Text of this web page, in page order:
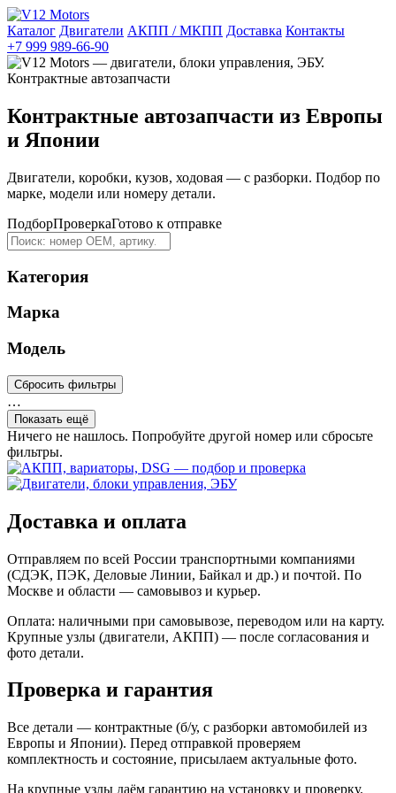
Каталог Двигатели АКПП / МКПП Доставка Контакты
+7 999 989-66-90
Контрактные автозапчасти из Европы
и Японии
Двигатели, коробки, кузов, ходовая — с разборки. Подбор по
марке, модели или номеру детали.
ПодборПроверкаГотово к отправке
Категория
Марка
Модель
Сбросить фильтры
…
Показать ещё
Ничего не нашлось. Попробуйте другой номер или сбросьте
фильтры.
Доставка и оплата
Отправляем по всей России транспортными компаниями
(СДЭК, ПЭК, Деловые Линии, Байкал и др.) и почтой. По
Москве и области — самовывоз и курьер.
Оплата: наличными при самовывозе, переводом или на карту.
Крупные узлы (двигатели, АКПП) — после согласования и
фото детали.
Проверка и гарантия
Все детали — контрактные (б/у, с разборки автомобилей из
Европы и Японии). Перед отправкой проверяем
комплектность и состояние, присылаем актуальные фото.
На крупные узлы даём гарантию на установку и проверку.